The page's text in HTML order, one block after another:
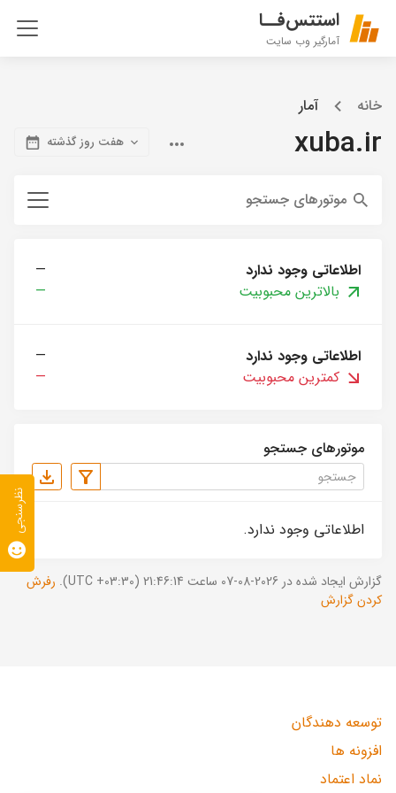
استتس‌فــا
آمارگیر وب سایت
خانه آمار
xuba.ir هفت روز گذشته
موتورهای جستجو
اطلاعاتی وجود ندارد
—
بالاترین محبوبیت
—
اطلاعاتی وجود ندارد
—
کمترین محبوبیت
—
موتورهای جستجو
اطلاعاتی وجود ندارد.
گزارش ایجاد شده در 2026-08-07 ساعت 21:46:14 (UTC +03:30).
رفرش
کردن گزارش
توسعه دهندگان
افزونه ها
نماد اعتماد
نظرسنجی